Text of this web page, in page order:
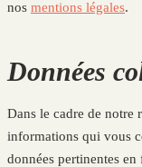
nos mentions légales.
Données
Dans le cadre de notre
informations qui vous
données pertinentes